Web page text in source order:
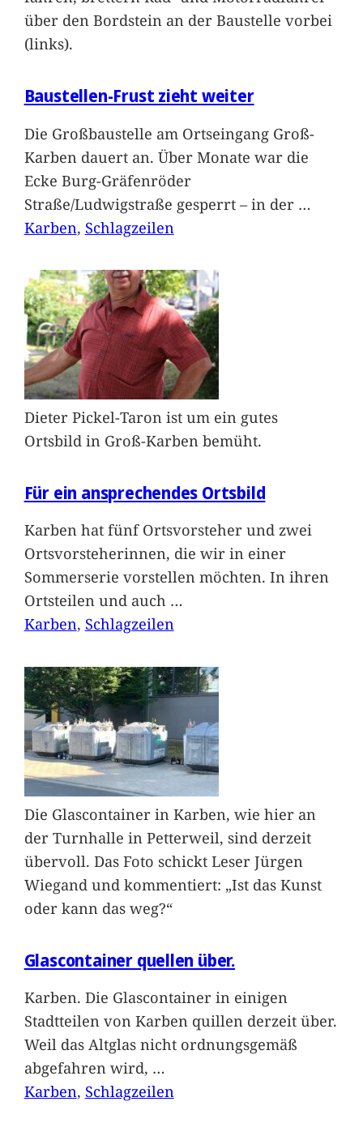
über den Bordstein an der Baustelle vorbei
(links).
Baustellen-Frust zieht weiter
Die Großbaustelle am Ortseingang Groß-
Karben dauert an. Über Monate war die
Ecke Burg-Gräfenröder
Straße/Ludwigstraße gesperrt – in der …
Karben, Schlagzeilen
Dieter Pickel-Taron ist um ein gutes
Ortsbild in Groß-Karben bemüht.
Für ein ansprechendes Ortsbild
Karben hat fünf Ortsvorsteher und zwei
Ortsvorsteherinnen, die wir in einer
Sommerserie vorstellen möchten. In ihren
Ortsteilen und auch …
Karben, Schlagzeilen
Die Glascontainer in Karben, wie hier an
der Turnhalle in Petterweil, sind derzeit
übervoll. Das Foto schickt Leser Jürgen
Wiegand und kommentiert: „Ist das Kunst
oder kann das weg?“
Glascontainer quellen über.
Karben. Die Glascontainer in einigen
Stadtteilen von Karben quillen derzeit über.
Weil das Altglas nicht ordnungsgemäß
abgefahren wird, …
Karben, Schlagzeilen